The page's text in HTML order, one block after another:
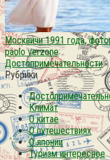
Москвичи 1991 года,
paolo verzone
Достопримечательности
Рубрики
Климат
О китае
О путешествиях
О японии
Туризм интересное